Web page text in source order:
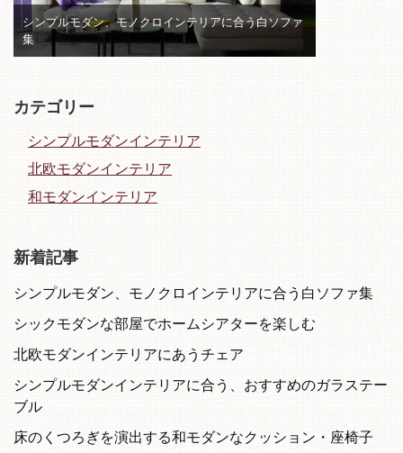
シンプルモダン、モノクロインテリアに合う白ソファ
集
カテゴリー
シンプルモダンインテリア
北欧モダンインテリア
和モダンインテリア
新着記事
シンプルモダン、モノクロインテリアに合う白ソファ集
シックモダンな部屋でホームシアターを楽しむ
北欧モダンインテリアにあうチェア
シンプルモダンインテリアに合う、おすすめのガラステー
ブル
床のくつろぎを演出する和モダンなクッション・座椅子